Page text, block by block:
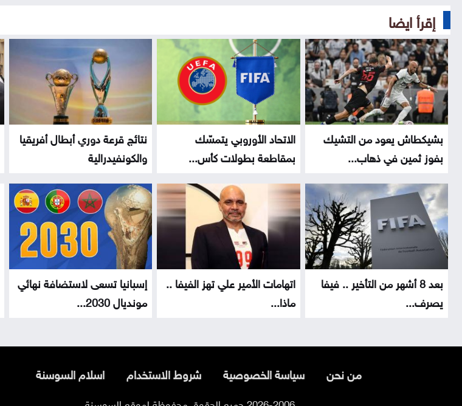
إقرأ ايضا
بشيكطاش يعود من التشيك
بفوز ثمين في ذهاب...
الاتحاد الأوروبي يتمسّك
بمقاطعة بطولات كأس...
نتائج قرعة دوري أبطال أفريقيا
والكونفيدرالية
بعد 8 أشهر من التأخير .. فيفا
يصرف...
اتهامات الأمير علي تهز الفيفا ..
ماذا...
إسبانيا تسعى لاستضافة نهائي
مونديال 2030...
من نحن سياسة الخصوصية شروط الاستخدام اسلام السوسنة